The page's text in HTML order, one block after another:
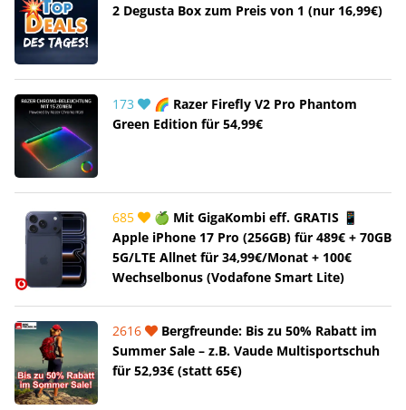
2 Degusta Box zum Preis von 1 (nur 16,99€)
173
🌈 Razer Firefly V2 Pro Phantom
Green Edition für 54,99€
685
🍏 Mit GigaKombi eff. GRATIS 📱
Apple iPhone 17 Pro (256GB) für 489€ + 70GB
5G/LTE Allnet für 34,99€/Monat + 100€
Wechselbonus (Vodafone Smart Lite)
2616
Bergfreunde: Bis zu 50% Rabatt im
Summer Sale – z.B. Vaude Multisportschuh
für 52,93€ (statt 65€)